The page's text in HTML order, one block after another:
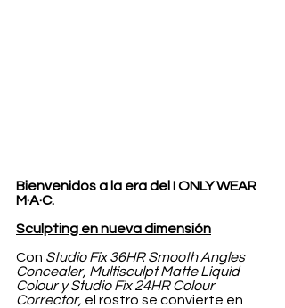
Bienvenidos a la era del I ONLY WEAR
M·A·C.
Sculpting en nueva dimensión
Con Studio Fix 36HR Smooth Angles
Concealer, Multisculpt Matte Liquid
Colour y Studio Fix 24HR Colour
Corrector, el rostro se convierte en